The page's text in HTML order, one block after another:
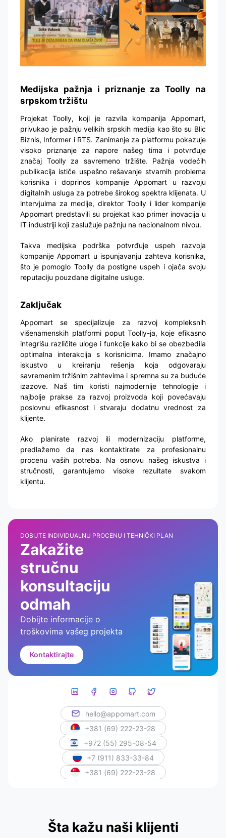
Medijska pažnja i priznanje za Toolly na
srpskom tržištu
Projekat Toolly, koji je razvila kompanija Appomart,
privukao je pažnju velikih srpskih medija kao što su Blic
Biznis, Informer i RTS. Zanimanje za platformu pokazuje
visoko priznanje za napore našeg tima i potvrđuje
značaj Toolly za savremeno tržište. Pažnja vodećih
publikacija ističe uspešno rešavanje stvarnih problema
korisnika i doprinos kompanije Appomart u razvoju
digitalnih usluga za potrebe širokog spektra klijenata. U
intervjuima za medije, direktor Toolly i lider kompanije
Appomart predstavili su projekat kao primer inovacija u
IT industriji koji zaslužuje pažnju na nacionalnom nivou.
Takva medijska podrška potvrđuje uspeh razvoja
kompanije Appomart u ispunjavanju zahteva korisnika,
što je pomoglo Toolly da postigne uspeh i ojača svoju
reputaciju pouzdane digitalne usluge.
Zaključak
Appomart se specijalizuje za razvoj kompleksnih
višenamenskih platformi poput Toolly-ja, koje efikasno
integrišu različite uloge i funkcije kako bi se obezbedila
optimalna interakcija s korisnicima. Imamo značajno
iskustvo u kreiranju rešenja koja odgovaraju
savremenim tržišnim zahtevima i spremna su za buduće
izazove. Naš tim koristi najmodernije tehnologije i
najbolje prakse za razvoj proizvoda koji povećavaju
poslovnu efikasnost i stvaraju dodatnu vrednost za
klijente.
Ako planirate razvoj ili modernizaciju platforme,
predlažemo da nas kontaktirate za profesionalnu
procenu vaših potreba. Na osnovu našeg iskustva i
stručnosti, garantujemo visoke rezultate svakom
klijentu.
DOBIJTE INDIVIDUALNU PROCENU I TEHNIČKI PLAN
Zakažite
stručnu
konsultaciju
odmah
Dobijte informacije o
troškovima vašeg projekta
Kontaktirajte
hello@appomart.com
+381 (69) 222-23-28
+972 (55) 295-08-54
+7 (911) 833-33-84
+381 (69) 222-23-28
Šta kažu naši klijenti